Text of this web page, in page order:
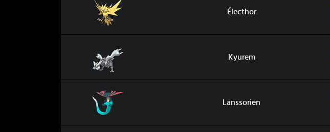
Électhor
Kyurem
Lanssorien